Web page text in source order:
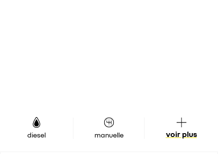
diesel manuelle voir plus